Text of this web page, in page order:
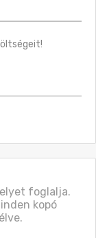
foglalja.
kopó